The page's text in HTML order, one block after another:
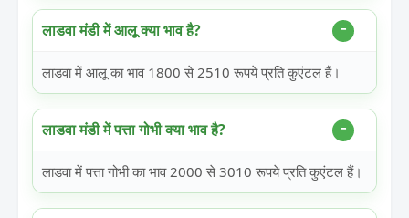
लाडवा मंडी में आलू क्या भाव है?
लाडवा में आलू का भाव 1800 से 2510 रूपये प्रति कुएंटल हैं।
लाडवा मंडी में पत्ता गोभी क्या भाव है?
लाडवा में पत्ता गोभी का भाव 2000 से 3010 रूपये प्रति कुएंटल हैं।